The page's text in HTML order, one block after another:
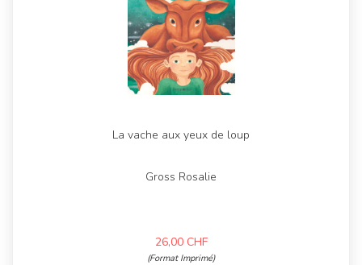
La vache aux yeux de loup
Gross Rosalie
26,00 CHF
(Format Imprimé)